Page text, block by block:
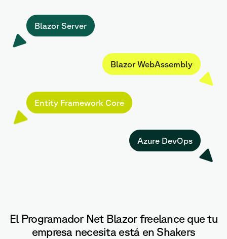
Blazor Server
Blazor WebAssembly
Entity Framework Core
Azure DevOps
El Programador Net Blazor freelance que tu
empresa necesita está en Shakers